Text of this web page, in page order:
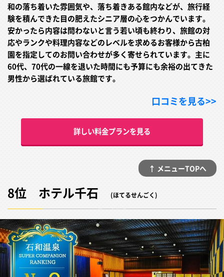
和の落ち着いた雰囲気や、落ち着きある館内などが、旅行経
験を積んできた目の肥えたシニア層の心をつかんでいます。
安かったら内容は問わないと言う若い頃も終わり、旅館の対
応やランクや料理内容などのレベルを求めるお客様から古柏
園を指定してのお問い合わせが多く寄せられています。主に
60代、70代の一線を退いた時間にも予算にも余裕の出てきた
男性から選ばれている旅館です。
口コミを見る>>
詳しい料金プランを見る
↑ メニューTOPへ
8位 ホテル千石 (ほてるせんごく)